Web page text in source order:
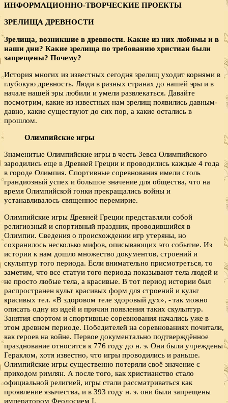
ИНФОРМАЦИОННО-ТВОРЧЕСКИЕ ПРОЕКТЫ
ЗРЕЛИЩА ДРЕВНОСТИ
Зрелища, возникшие в древности. Какие из них любимы и в
наши дни? Какие зрелища по требованию христиан были
запрещены? Почему?
История многих из известных сегодня зрелищ уходит корнями в
глубокую древность. Люди в разных странах до нашей эры и в
начале нашей эры любили и умели развлекаться. Давайте
посмотрим, какие из известных нам зрелищ появились давным-
давно, какие существуют до сих пор, а какие остались в
прошлом.
Олимпийские игры
Знаменитые Олимпийские игры в честь Зевса Олимпийского
зародились еще в Древней Греции и проводились каждые 4 года
в городе Олимпия. Спортивные соревнования имели столь
грандиозный успех и большое значение для общества, что на
время Олимпийской гонки прекращались войны и
устанавливалось священное перемирие.
Олимпийские игры Древней Греции представляли собой
религиозный и спортивный праздник, проводившийся в
Олимпии. Сведения о происхождении игр утеряны, но
сохранилось несколько мифов, описывающих это событие. Из
истории к нам дошло множество документов, строений и
скульптур того периода. Если внимательно присмотреться, то
заметим, что все статуи того периода показывают тела людей и
не просто любые тела, а красивые. В тот период истории был
распространен культ красивых форм для строений и культ
красивых тел. «В здоровом теле здоровый дух», - так можно
описать одну из идей и причин появления таких скульптур.
Занятия спортом и спортивные соревнования начались уже в
этом древнем периоде. Победителей на соревнованиях почитали,
как героев на войне. Первое документально подтверждённое
празднование относится к 776 году до н. э. Они были учреждены
Гераклом, хотя известно, что игры проводились и раньше.
Олимпийские игры существенно потеряли своё значение с
приходом римлян. А после того, как христианство стало
официальной религией, игры стали рассматриваться как
проявление язычества, и в 393 году н. э. они были запрещены
императором Феодосием I.